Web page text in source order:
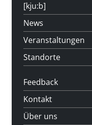
[kju:b]
News
Veranstaltungen
Standorte
Feedback
Kontakt
Über uns